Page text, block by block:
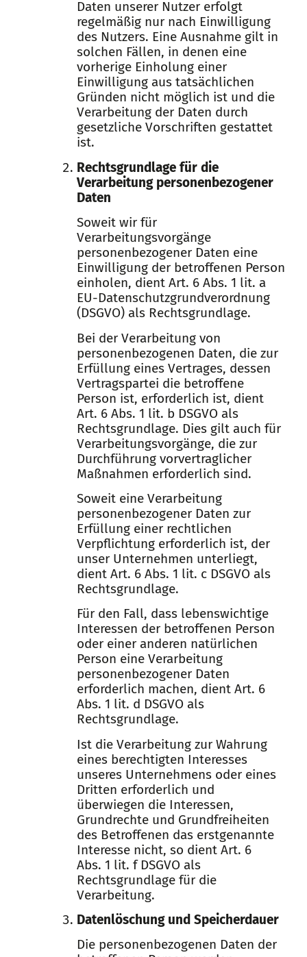
Daten unserer Nutzer erfolgt
regelmäßig nur nach Einwilligung
des Nutzers. Eine Ausnahme gilt in
solchen Fällen, in denen eine
vorherige Einholung einer
Einwilligung aus tatsächlichen
Gründen nicht möglich ist und die
Verarbeitung der Daten durch
gesetzliche Vorschriften gestattet
ist.
Rechtsgrundlage für die
Verarbeitung personenbezogener
Daten
Soweit wir für
Verarbeitungsvorgänge
personenbezogener Daten eine
Einwilligung der betroffenen Person
einholen, dient Art. 6 Abs. 1 lit. a
EU-Datenschutzgrundverordnung
(DSGVO) als Rechtsgrundlage.
Bei der Verarbeitung von
personenbezogenen Daten, die zur
Erfüllung eines Vertrages, dessen
Vertragspartei die betroffene
Person ist, erforderlich ist, dient
Art. 6 Abs. 1 lit. b DSGVO als
Rechtsgrundlage. Dies gilt auch für
Verarbeitungsvorgänge, die zur
Durchführung vorvertraglicher
Maßnahmen erforderlich sind.
Soweit eine Verarbeitung
personenbezogener Daten zur
Erfüllung einer rechtlichen
Verpflichtung erforderlich ist, der
unser Unternehmen unterliegt,
dient Art. 6 Abs. 1 lit. c DSGVO als
Rechtsgrundlage.
Für den Fall, dass lebenswichtige
Interessen der betroffenen Person
oder einer anderen natürlichen
Person eine Verarbeitung
personenbezogener Daten
erforderlich machen, dient Art. 6
Abs. 1 lit. d DSGVO als
Rechtsgrundlage.
Ist die Verarbeitung zur Wahrung
eines berechtigten Interesses
unseres Unternehmens oder eines
Dritten erforderlich und
überwiegen die Interessen,
Grundrechte und Grundfreiheiten
des Betroffenen das erstgenannte
Interesse nicht, so dient Art. 6
Abs. 1 lit. f DSGVO als
Rechtsgrundlage für die
Verarbeitung.
Datenlöschung und Speicherdauer
Die personenbezogenen Daten der